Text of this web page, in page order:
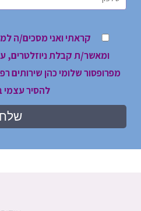
קראתי ואני מסכים/ה
ומאשר/ת קבלת ניוזלטרים,
מפרופסור שלומי כהן שירותים
להסיר עצמי